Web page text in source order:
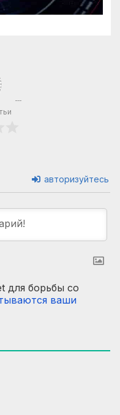
авторизуйтесь
для борьбы со
ваши